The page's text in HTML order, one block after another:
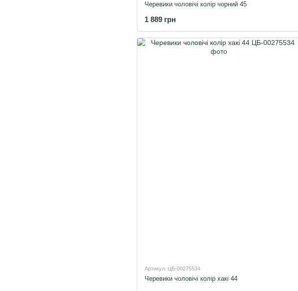
Черевики чоловічі колір чорний 45
1 889 грн
Артикул: ЦБ-00275534
Черевики чоловічі колір хакі 44